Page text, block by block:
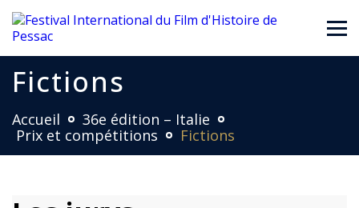
Fictions
Accueil
36e édition – Italie
Prix et compétitions
Fictions